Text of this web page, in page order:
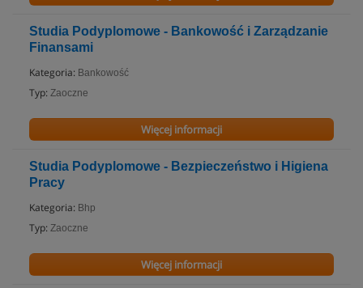
Studia Podyplomowe - Bankowość i Zarządzanie
Finansami
Kategoria: Bankowość
Typ: Zaoczne
Więcej informacji
Studia Podyplomowe - Bezpieczeństwo i Higiena
Pracy
Kategoria: Bhp
Typ: Zaoczne
Więcej informacji